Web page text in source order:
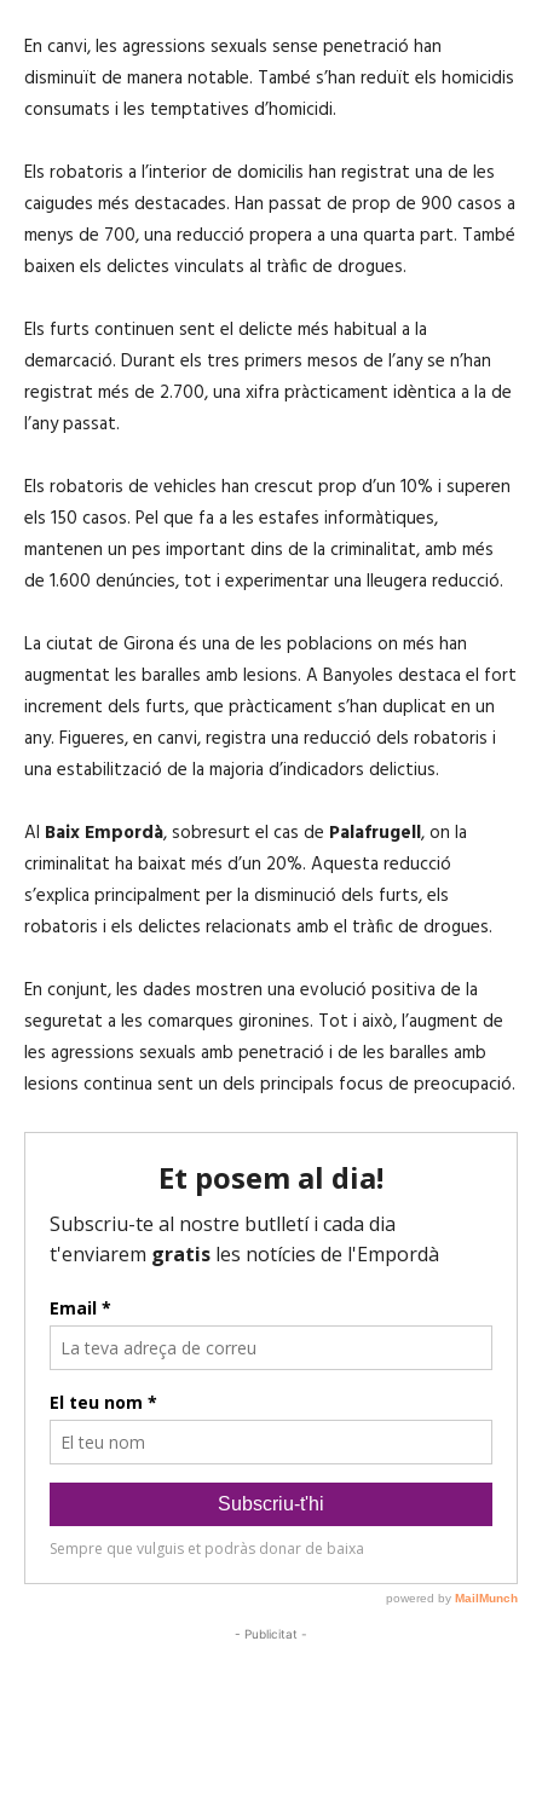
En canvi, les agressions sexuals sense penetració han
disminuït de manera notable. També s’han reduït els homicidis
consumats i les temptatives d’homicidi.
Els robatoris a l’interior de domicilis han registrat una de les
caigudes més destacades. Han passat de prop de 900 casos a
menys de 700, una reducció propera a una quarta part. També
baixen els delictes vinculats al tràfic de drogues.
Els furts continuen sent el delicte més habitual a la
demarcació. Durant els tres primers mesos de l’any se n’han
registrat més de 2.700, una xifra pràcticament idèntica a la de
l’any passat.
Els robatoris de vehicles han crescut prop d’un 10% i superen
els 150 casos. Pel que fa a les estafes informàtiques,
mantenen un pes important dins de la criminalitat, amb més
de 1.600 denúncies, tot i experimentar una lleugera reducció.
La ciutat de Girona és una de les poblacions on més han
augmentat les baralles amb lesions. A Banyoles destaca el fort
increment dels furts, que pràcticament s’han duplicat en un
any. Figueres, en canvi, registra una reducció dels robatoris i
una estabilització de la majoria d’indicadors delictius.
Al Baix Empordà, sobresurt el cas de Palafrugell, on la
criminalitat ha baixat més d’un 20%. Aquesta reducció
s’explica principalment per la disminució dels furts, els
robatoris i els delictes relacionats amb el tràfic de drogues.
En conjunt, les dades mostren una evolució positiva de la
seguretat a les comarques gironines. Tot i això, l’augment de
les agressions sexuals amb penetració i de les baralles amb
lesions continua sent un dels principals focus de preocupació.
- Publicitat -